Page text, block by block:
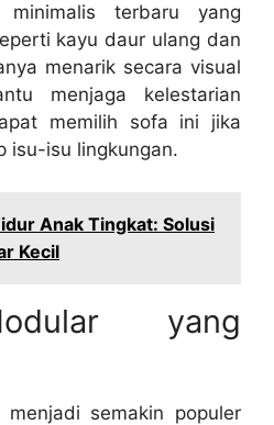
terbaru yang
kayu daur ulang dan
menarik secara visual
menjaga kelestarian
memilih sofa ini jika
isu-isu lingkungan.
Anak Tingkat: Solusi
Kecil
yang
semakin populer